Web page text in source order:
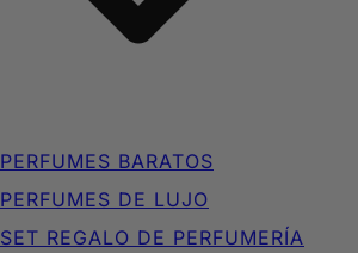
PERFUMES BARATOS
PERFUMES DE LUJO
SET REGALO DE PERFUMERÍA